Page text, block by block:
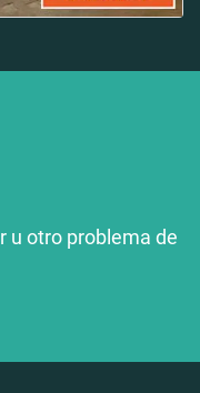
u otro problema de